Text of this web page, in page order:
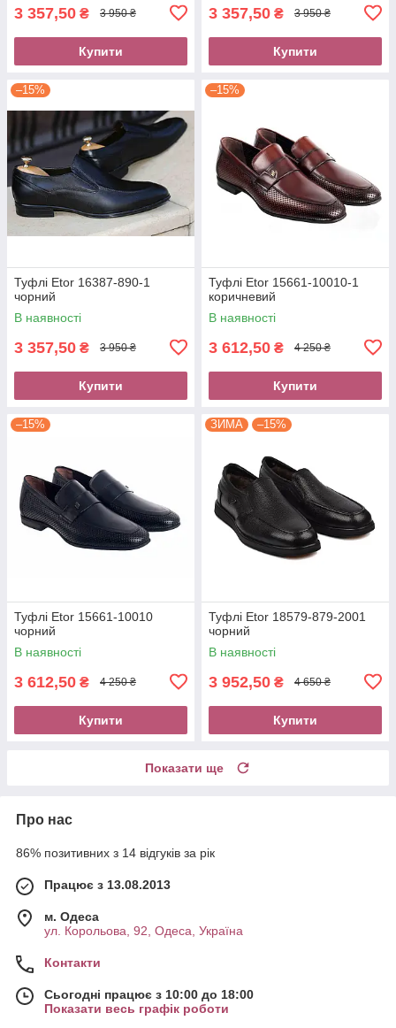
3 357,50 ₴ 3 950 ₴
Купити
3 357,50 ₴ 3 950 ₴
Купити
–15%
Туфлі Etor 16387-890-1
чорний
В наявності
3 357,50 ₴ 3 950 ₴
Купити
–15%
Туфлі Etor 15661-10010-1
коричневий
В наявності
3 612,50 ₴ 4 250 ₴
Купити
–15%
Туфлі Etor 15661-10010
чорний
В наявності
3 612,50 ₴ 4 250 ₴
Купити
ЗИМА –15%
Туфлі Etor 18579-879-2001
чорний
В наявності
3 952,50 ₴ 4 650 ₴
Купити
Показати ще
Про нас
86% позитивних з 14 відгуків за рік
Працює з 13.08.2013
м. Одеса
ул. Корольова, 92, Одеса, Україна
Контакти
Сьогодні працює з 10:00 до 18:00
Показати весь графік роботи